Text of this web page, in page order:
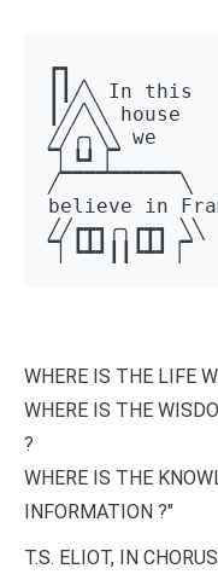
┏┓
┃┃╱╲ In this
┃╱╱╲╲ house
╱╱╭╮╲╲ we
▔▏┗┛▕▔
╱▔▔▔▔▔▔▔▔▔▔╲
believe in
╱╱┏┳┓╭╮┏┳┓ ╲╲
▔▏┗┻┛┃┃┗┻┛▕▔
WHERE IS THE LIFE
WHERE IS THE
?
WHERE IS THE
INFORMATION ?"
T.S. ELIOT, IN